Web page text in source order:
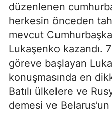
düzenlenen
herkesin önceden
mevcut
Lukaşenko kazandı.
göreve başlayan
konuşmasında en
Batılı ülkelere ve
demesi ve